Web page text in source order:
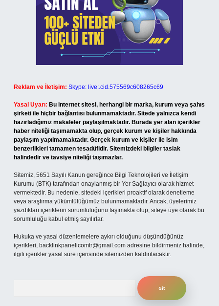
Reklam ve İletişim: Skype: live:.cid.575569c608265c69
Yasal Uyarı: Bu internet sitesi, herhangi bir marka, kurum veya şahıs
şirketi ile hiçbir bağlantısı bulunmamaktadır. Sitede yalnızca kendi
hazırladığımız makaleler paylaşılmaktadır. Burada yer alan içerikler
haber niteliği taşımamakta olup, gerçek kurum ve kişiler hakkında
paylaşım yapılmamaktadır. Gerçek kurum ve kişiler ile isim
benzerlikleri tamamen tesadüfidir. Sitemizdeki bilgiler taslak
halindedir ve tavsiye niteliği taşımazlar.
Sitemiz, 5651 Sayılı Kanun gereğince Bilgi Teknolojileri ve İletişim
Kurumu (BTK) tarafından onaylanmış bir Yer Sağlayıcı olarak hizmet
vermektedir. Bu nedenle, sitedeki içerikleri proaktif olarak denetleme
veya araştırma yükümlülüğümüz bulunmamaktadır. Ancak, üyelerimiz
yazdıkları içeriklerin sorumluluğunu taşımakta olup, siteye üye olarak bu
sorumluluğu kabul etmiş sayılırlar.
Hukuka ve yasal düzenlemelere aykırı olduğunu düşündüğünüz
içerikleri, backlinkpanelicomtr@gmail.com adresine bildirmeniz halinde,
ilgili içerikler yasal süre içerisinde sitemizden kaldırılacaktır.